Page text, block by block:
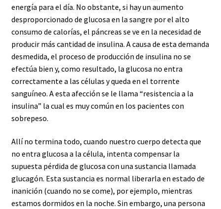
energía para el día. No obstante, si hay un aumento
desproporcionado de glucosa en la sangre por el alto
consumo de calorías, el páncreas se ve en la necesidad de
producir más cantidad de insulina. A causa de esta demanda
desmedida, el proceso de producción de insulina no se
efectúa bien y, como resultado, la glucosa no entra
correctamente a las células y queda en el torrente
sanguíneo. A esta afección se le llama “resistencia a la
insulina” la cual es muy común en los pacientes con
sobrepeso.
Allí no termina todo, cuando nuestro cuerpo detecta que
no entra glucosa a la célula, intenta compensar la
supuesta pérdida de glucosa con una sustancia llamada
glucagón. Esta sustancia es normal liberarla en estado de
inanición (cuando no se come), por ejemplo, mientras
estamos dormidos en la noche. Sin embargo, una persona